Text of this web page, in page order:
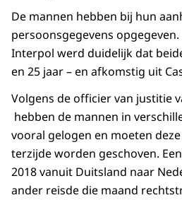
De mannen hebben bij hun
persoonsgegevens
Interpol werd duidelijk dat
en 25 jaar – en afkomstig uit
Volgens de officier van justitie
hebben de mannen in
vooral gelogen en moeten
terzijde worden geschoven.
2018 vanuit Duitsland naar
ander reisde die maand